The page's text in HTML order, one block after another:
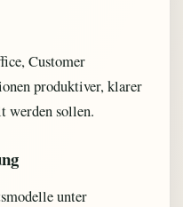
Customer
produktiver, klarer
werden sollen.
unter